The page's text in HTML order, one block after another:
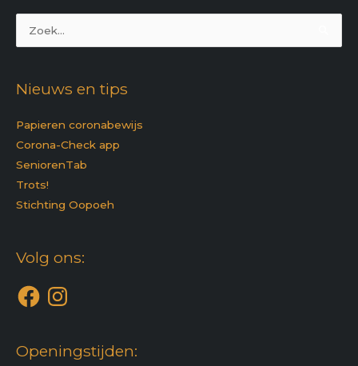
Zoek
Nieuws en tips
Papieren coronabewijs
Corona-Check app
SeniorenTab
Trots!
Stichting Oopoeh
Volg ons:
Facebook
Openingstijden: